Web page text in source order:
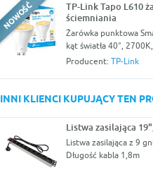
TP-Link Tapo L610
ściemniania
Żarówka punktowa
kąt światła 40°,
Producent: TP-Link
INNI KLIENCI KUPUJĄCY TEN
Listwa zasilająca
Listwa zasilająca z 9
Długość kabla 1,8m